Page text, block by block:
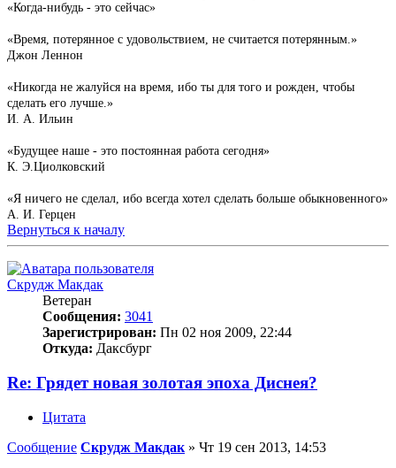
«Когда-нибудь - это сейчас»
«Время, потерянное с удовольствием, не считается потерянным.»
Джон Леннон
«Никогда не жалуйся на время, ибо ты для того и рожден, чтобы
сделать его лучше.»
И. А. Ильин
«Будущее наше - это постоянная работа сегодня»
К. Э.Циолковский
«Я ничего не сделал, ибо всегда хотел сделать больше обыкновенного»
А. И. Герцен
Вернуться к началу
Скрудж Макдак
Ветеран
Сообщения: 3041
Зарегистрирован: Пн 02 ноя 2009, 22:44
Откуда: Даксбург
Re: Грядет новая золотая эпоха Диснея?
Цитата
Сообщение Скрудж Макдак » Чт 19 сен 2013, 14:53